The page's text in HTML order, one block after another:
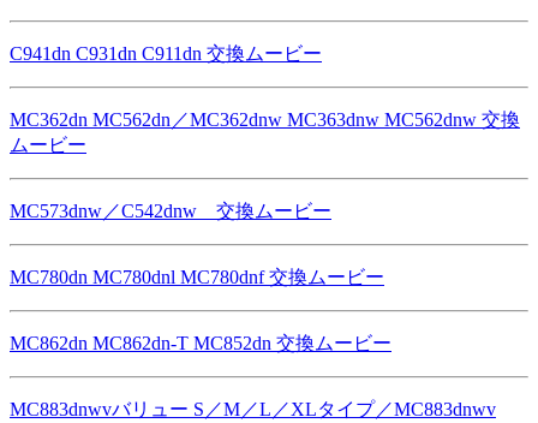
C941dn C931dn C911dn 交換ムービー
MC362dn MC562dn／MC362dnw MC363dnw MC562dnw 交換
ムービー
MC573dnw／C542dnw 交換ムービー
MC780dn MC780dnl MC780dnf 交換ムービー
MC862dn MC862dn-T MC852dn 交換ムービー
MC883dnwvバリュー S／M／L／XLタイプ／MC883dnwv